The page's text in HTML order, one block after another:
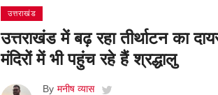
उत्तराखंड
उत्तराखंड में बढ़ रहा तीर्थाटन का
मंदिरों में भी पहुंच रहे हैं श्रद्धालु
By मनीष व्यास